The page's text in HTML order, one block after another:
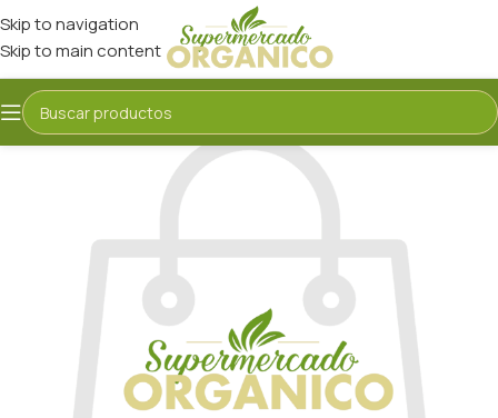
Skip to navigation
Skip to main content